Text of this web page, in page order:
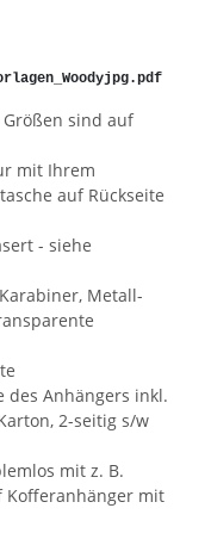
sind auf
mit Ihrem
auf Rückseite
- siehe
Metall-
des Anhängers inkl.
2-seitig s/w
mit z. B.
Kofferanhänger mit